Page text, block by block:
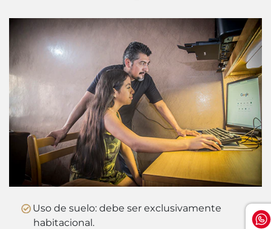
Uso de suelo: debe ser exclusivamente
habitacional.